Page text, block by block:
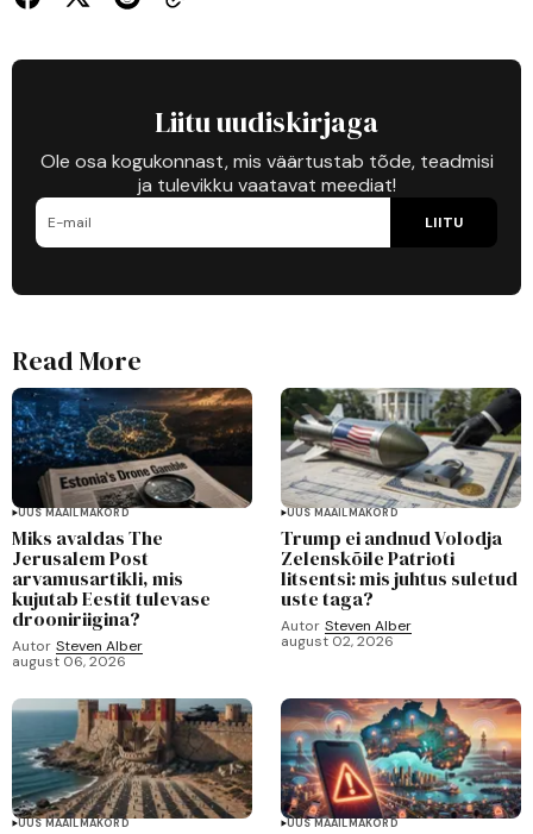
Liitu uudiskirjaga
Ole osa kogukonnast, mis väärtustab tõde, teadmisi
ja tulevikku vaatavat meediat!
LIITU
Read More
UUS MAAILMAKORD
Miks avaldas The
Jerusalem Post
arvamusartikli, mis
kujutab Eestit tulevase
drooniriigina?
Autor Steven Alber
august 06, 2026
UUS MAAILMAKORD
Trump ei andnud Volodja
Zelenskõile Patrioti
litsentsi: mis juhtus suletud
uste taga?
Autor Steven Alber
august 02, 2026
UUS MAAILMAKORD UUS MAAILMAKORD